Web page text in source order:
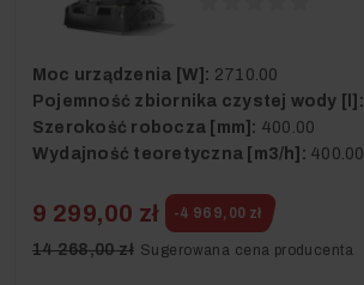
Moc urządzenia [W]: 2710.00
Pojemność zbiornika czystej wody [l]:
Szerokość robocza [mm]: 400.00
Wydajność teoretyczna [m3/h]: 400.00
9 299,00 zł -4 969,00 zł
14 268,00 zł Sugerowana cena producenta